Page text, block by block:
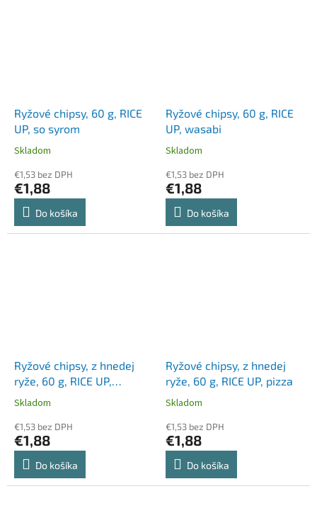
Ryžové chipsy, 60 g, RICE
UP, so syrom
Skladom
€1,53 bez DPH
€1,88
Do košíka
Ryžové chipsy, 60 g, RICE
UP, wasabi
Skladom
€1,53 bez DPH
€1,88
Do košíka
Ryžové chipsy, z hnedej
ryže, 60 g, RICE UP,
barbecue
Skladom
€1,53 bez DPH
€1,88
Do košíka
Ryžové chipsy, z hnedej
ryže, 60 g, RICE UP, pizza
Skladom
€1,53 bez DPH
€1,88
Do košíka